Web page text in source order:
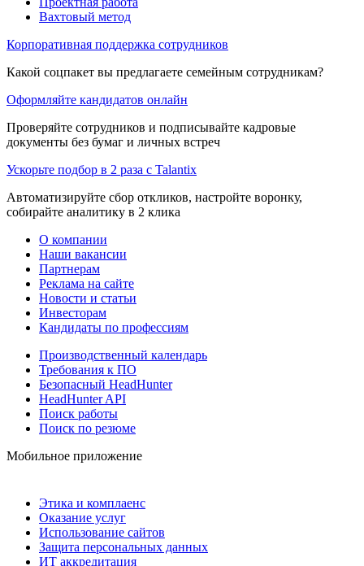
Вахтовый метод
Корпоративная поддержка сотрудников
Какой соцпакет вы предлагаете семейным сотрудникам?
Оформляйте кандидатов онлайн
Проверяйте сотрудников и подписывайте кадровые
документы без бумаг и личных встреч
Ускорьте подбор в 2 раза с Talantix
Автоматизируйте сбор откликов, настройте воронку,
собирайте аналитику в 2 клика
О компании
Наши вакансии
Партнерам
Реклама на сайте
Новости и статьи
Инвесторам
Кандидаты по профессиям
Производственный календарь
Требования к ПО
Безопасный HeadHunter
HeadHunter API
Поиск работы
Поиск по резюме
Мобильное приложение
Этика и комплаенс
Оказание услуг
Использование сайтов
Защита персональных данных
ИТ аккредитация